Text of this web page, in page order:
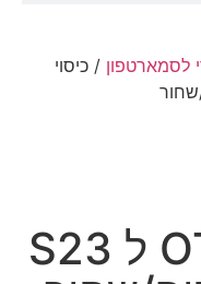
לסמארטפון / כיסוי
כיסוי OTTERBOX ל S23